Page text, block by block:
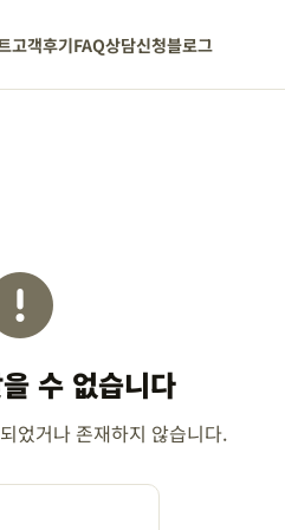
고객후기FAQ상담신청블로그
수 없습니다
었거나 존재하지 않습니다.